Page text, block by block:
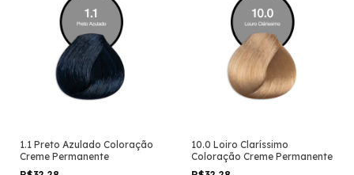
1.1 Preto Azulado Coloração
Creme Permanente
10.0 Loiro Clarí­ssimo
Coloração Creme Permanente